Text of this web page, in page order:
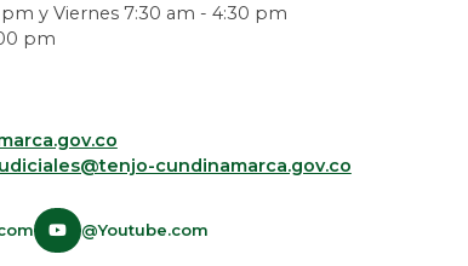
y Viernes 7:30 am - 4:30 pm
pm
cundinamarca.gov.co​
@Youtube.com